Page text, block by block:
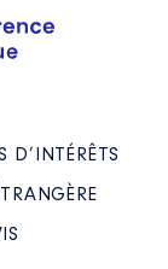
D’INTÉRÊTS